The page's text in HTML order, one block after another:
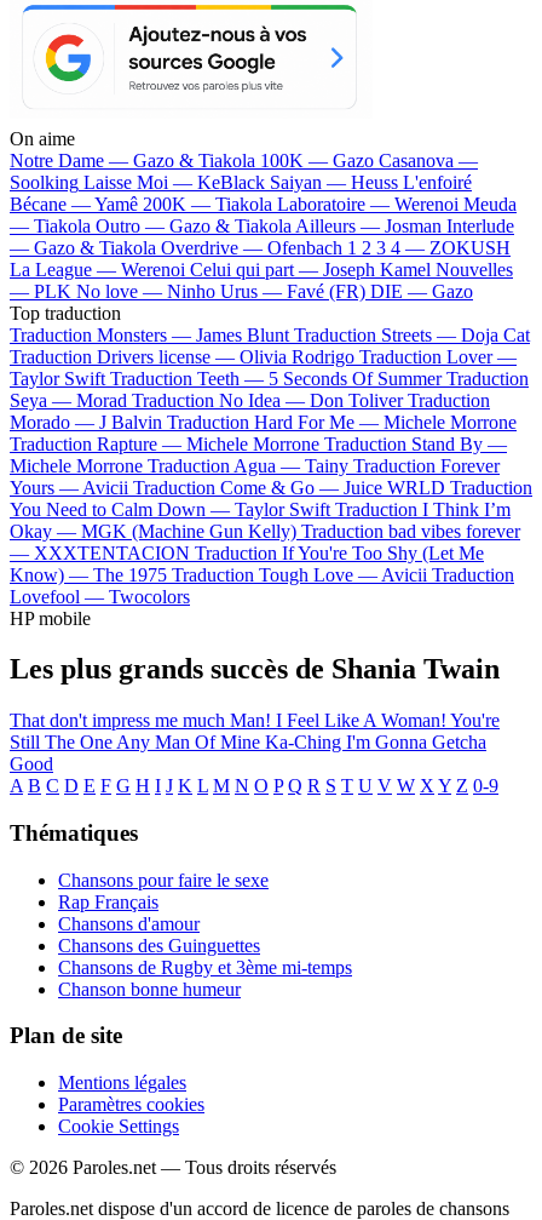
On aime
Notre Dame — Gazo & Tiakola 100K — Gazo Casanova —
Soolking Laisse Moi — KeBlack Saiyan — Heuss L'enfoiré
Bécane —Yamê 200K — Tiakola Laboratoire — Werenoi Meuda
— Tiakola Outro — Gazo & Tiakola Ailleurs — Josman Interlude
— Gazo & Tiakola Overdrive — Ofenbach 1 2 3 4 — ZOKUSH
La League — Werenoi Celui qui part — Joseph Kamel Nouvelles
— PLK No love — Ninho Urus — Favé (FR) DIE — Gazo
Top traduction
Traduction Monsters — James Blunt Traduction Streets — Doja Cat
Traduction Drivers license — Olivia Rodrigo Traduction Lover —
Taylor Swift Traduction Teeth — 5 Seconds Of Summer Traduction
Seya — Morad Traduction No Idea — Don Toliver Traduction
Morado — J Balvin Traduction Hard For Me — Michele Morrone
Traduction Rapture — Michele Morrone Traduction Stand By —
Michele Morrone Traduction Agua — Tainy Traduction Forever
Yours — Avicii Traduction Come & Go — Juice WRLD Traduction
You Need to Calm Down — Taylor Swift Traduction I Think I’m
Okay — MGK (Machine Gun Kelly) Traduction bad vibes forever
— XXXTENTACION Traduction If You're Too Shy (Let Me
Know) — The 1975 Traduction Tough Love — Avicii Traduction
Lovefool — Twocolors
HP mobile
Les plus grands succès de Shania Twain
That don't impress me much Man! I Feel Like A Woman! You're
Still The One Any Man Of Mine Ka-Ching I'm Gonna Getcha
Good
A B C D E F G H I J K L M N O P Q R S T U V W X Y Z 0-9
Thématiques
Chansons pour faire le sexe
Rap Français
Chansons d'amour
Chansons des Guinguettes
Chansons de Rugby et 3ème mi-temps
Chanson bonne humeur
Plan de site
Mentions légales
Paramètres cookies
Cookie Settings
© 2026 Paroles.net — Tous droits réservés
Paroles.net dispose d'un accord de licence de paroles de chansons